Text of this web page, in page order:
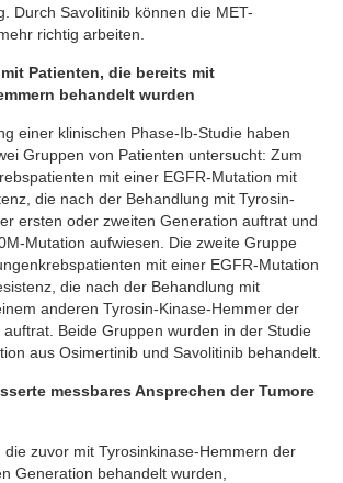
Durch Savolitinib können die MET-
richtig arbeiten.
Patienten, die bereits mit
behandelt wurden
einer klinischen Phase-Ib-Studie haben
Gruppen von Patienten untersucht: Zum
mit einer EGFR-Mutation mit
die nach der Behandlung mit Tyrosin-
ersten oder zweiten Generation auftrat und
Mutation aufwiesen. Die zweite Gruppe
mit einer EGFR-Mutation
die nach der Behandlung mit
anderen Tyrosin-Kinase-Hemmer der
Beide Gruppen wurden in der Studie
aus Osimertinib und Savolitinib behandelt.
messbares Ansprechen der Tumore
die zuvor mit Tyrosinkinase-Hemmern der
Generation behandelt wurden,